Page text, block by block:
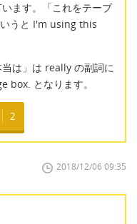
ます。「これをテーブ
うと I'm using this
は」は really の副詞に
box. となります。
2
2018/12/06 09:35